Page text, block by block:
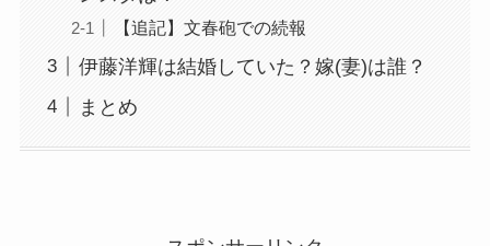
【追記】文春砲での続報
伊藤洋輝は結婚していた？嫁(妻)は誰？
まとめ